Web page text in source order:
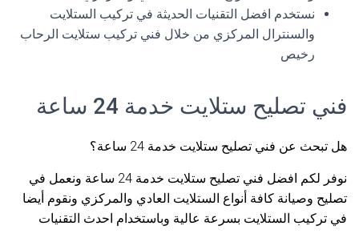
نستخدم افضل التقنيات الحديثة في تركيب الستلايت
والسنترال المركزي من خلال فني تركيب ستلايت الرحاب
رخيص
فني تصليح ستلايت خدمة 24 ساعة
هل تبحث عن فني تصليح ستلايت خدمة 24 ساعة؟
نوفر لكم افضل فني تصليح ستلايت خدمة 24 ساعة ونعمل في
تصليح وصيانة كافة أنواع الستلايت العادي والمركزي ونقوم أيضا
في تركيب الستلايت بسرعة عالية وباستخدام احدث التقنيات